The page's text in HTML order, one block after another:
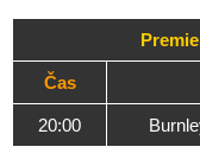
Čas
20:00